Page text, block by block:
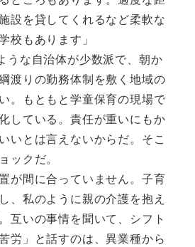
設を貸してくれるなど柔軟な
校もあります」
うな自治体が少数派で、朝か
渡りの勤務体制を敷く地域の
。もともと学童保育の現場で
している。責任が重いにもか
いとは言えないからだ。そこ
ックだ。
が間に合っていません。子育
、私のように親の介護を抱え
互いの事情を聞いて、シフト
労」と話すのは、異業種から